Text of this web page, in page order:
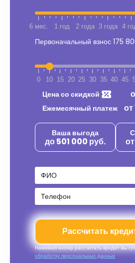
6 мес. 1 год 2 года 3 года 4
Первоначальный взнос 175
0 10 15 20 25 30 35 40 45
Цена со скидкой
Ежемесячный платеж от
Ваша выгода
до 501 000 руб.
Рассчитать
Нажимая кнопку рассчитать кредит вы
обработку персональных данных